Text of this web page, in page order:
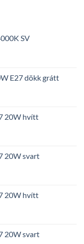
SV
E27 dökk grátt
kr..
20W hvítt
20W svart
20W hvítt
20W svart